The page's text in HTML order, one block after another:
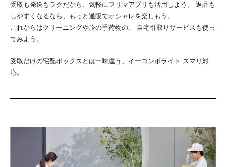
受取も発送もラクだから、気軽にフリマアプリも活用しよう。
返品も
しやすくなるなら、もっと通販でオシャレを楽しもう。
これからはクリーニングや旅の手荷物の、
自宅引取りサービスも使っ
てみよう。
受取だけの宅配ボックスとは一味違う、イーコンボライト スマリ対
応。